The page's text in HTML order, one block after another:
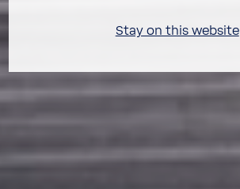
Stay on this website